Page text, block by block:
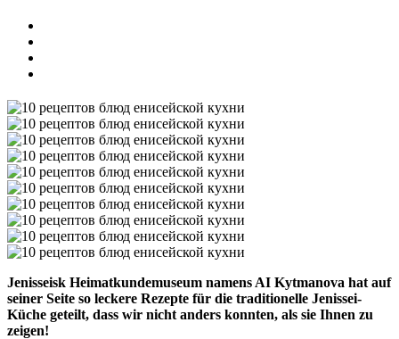
Jenisseisk Heimatkundemuseum namens AI Kytmanova hat auf
seiner Seite so leckere Rezepte für die traditionelle Jenissei-
Küche geteilt, dass wir nicht anders konnten, als sie Ihnen zu
zeigen!